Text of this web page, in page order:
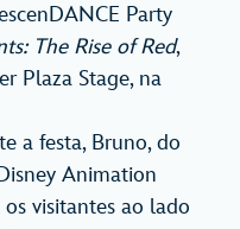
Party
The Rise of Red,
Plaza Stage, na
a festa, Bruno, do
Animation
visitantes ao lado